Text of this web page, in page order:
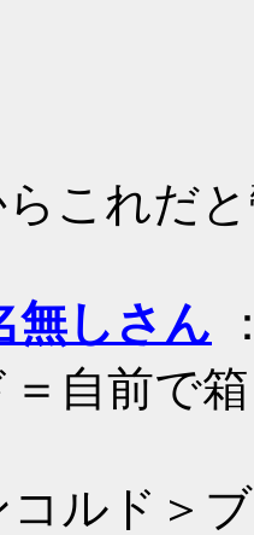
これだ
無しさん
＝自前で
コルド＞